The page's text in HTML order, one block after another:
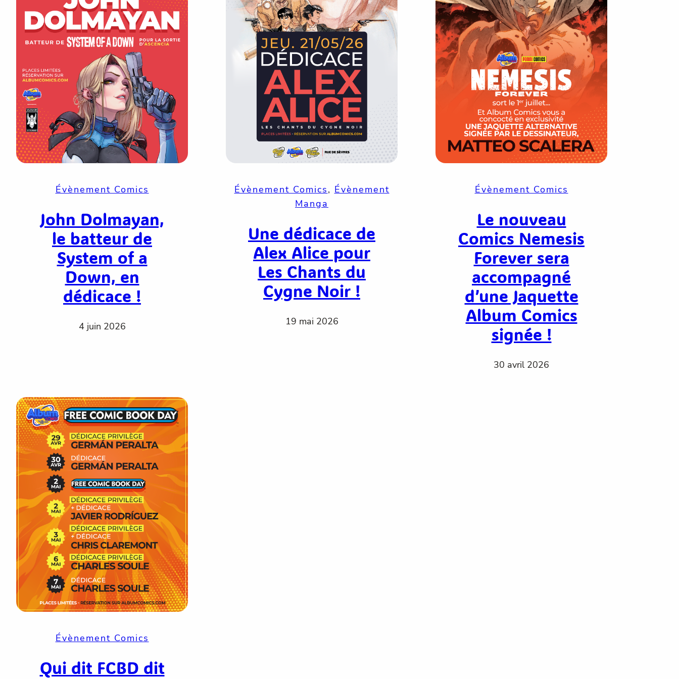
Évènement Comics
John Dolmayan,
le batteur de
System of a
Down, en
dédicace !
4 juin 2026
Évènement Comics, Évènement
Manga
Une dédicace de
Alex Alice pour
Les Chants du
Cygne Noir !
19 mai 2026
Évènement Comics
Le nouveau
Comics Nemesis
Forever sera
accompagné
d’une Jaquette
Album Comics
signée !
30 avril 2026
Évènement Comics
Qui dit FCBD dit